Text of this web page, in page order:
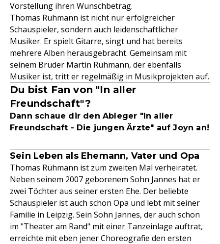
Vorstellung ihren Wunschbetrag.
Thomas Rühmann ist nicht nur erfolgreicher
Schauspieler, sondern auch leidenschaftlicher
Musiker. Er spielt Gitarre, singt und hat bereits
mehrere Alben herausgebracht. Gemeinsam mit
seinem Bruder Martin Rühmann, der ebenfalls
Musiker ist, tritt er regelmäßig in Musikprojekten auf.
Du bist Fan von "In aller
Freundschaft"?
Dann schaue dir den Ableger "In aller
Freundschaft - Die jungen Ärzte" auf Joyn an!
Sein Leben als Ehemann, Vater und Opa
Thomas Rühmann ist zum zweiten Mal verheiratet.
Neben seinem 2007 geborenem Sohn Jannes hat er
zwei Töchter aus seiner ersten Ehe. Der beliebte
Schauspieler ist auch schon Opa und lebt mit seiner
Familie in Leipzig. Sein Sohn Jannes, der auch schon
im "Theater am Rand" mit einer Tanzeinlage auftrat,
erreichte mit eben jener Choreografie den ersten